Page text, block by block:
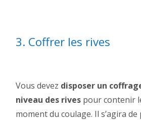
3. Coffrer les rives
Vous devez disposerun
niveau des rivespour contenir
moment du coulage. Il s’agira